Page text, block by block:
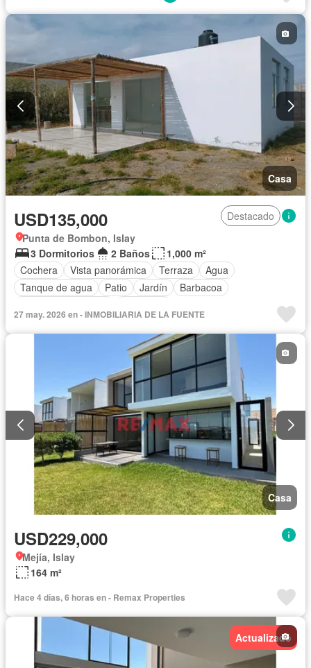
Casa
USD135,000
Destacado
Punta de Bombon, Islay
3 Dormitorios
2 Baños
1,000 m²
Cochera
Vista panorámica Terraza
Agua
Tanque de agua
Patio Jardín
Barbacoa
27 may. 2026 en - INMOBILIARIA DE LA FUENTE
Casa
USD229,000
Mejía, Islay
164 m²
Hace 4 días, 6 horas en - Remax Properties
Actualizado